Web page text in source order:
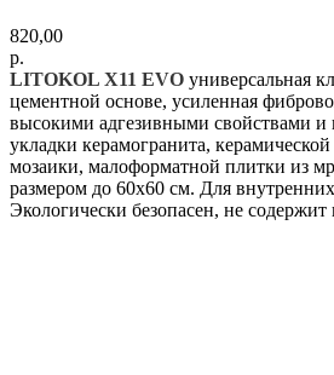
820,00
р.
LITOKOL X11 EVO универсальная
цементной основе, усиленная
высокими адгезивными свойствами и
укладки керамогранита,
мозаики, малоформатной плитки из
размером до 60х60 см. Для
Экологически безопасен, не содержит